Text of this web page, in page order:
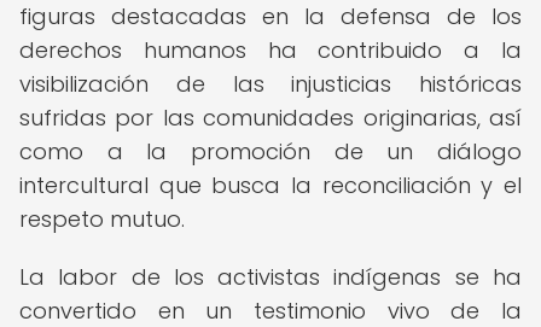
figuras destacadas en la defensa de los
derechos humanos ha contribuido a la
visibilización de las injusticias históricas
sufridas por las comunidades originarias, así
como a la promoción de un diálogo
intercultural que busca la reconciliación y el
respeto mutuo.
La labor de los activistas indígenas se ha
convertido en un testimonio vivo de la